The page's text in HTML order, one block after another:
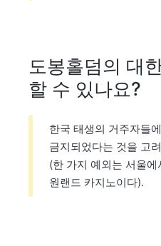
도봉홀덤의 대
할 수 있나요?
한국 태생의 거주자들
금지되었다는 것을 고
(한 가지 예외는 서울
원랜드 카지노이다).